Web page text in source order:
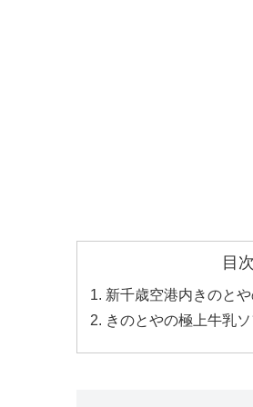
目次
新千歳空港内きのと
きのとやの極上牛乳